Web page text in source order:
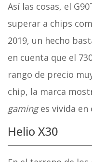
Así las cosas, el
superar a chips
2019, un hecho
en cuenta que el
rango de precio
chip, la marca
gaminges vivida en
Helio X30